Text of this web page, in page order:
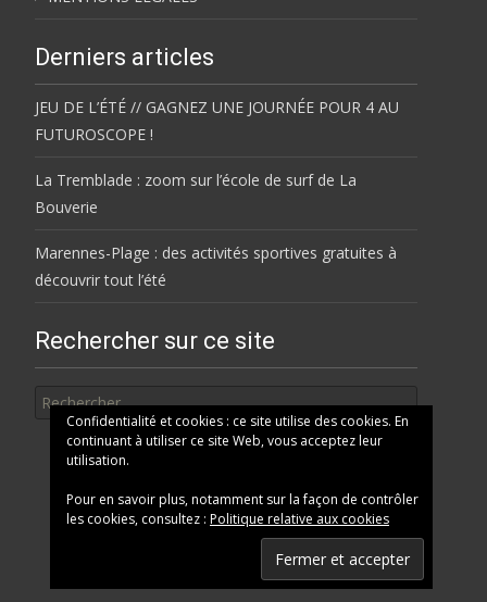
Derniers articles
JEU DE L’ÉTÉ // GAGNEZ UNE JOURNÉE POUR 4 AU
FUTUROSCOPE !
La Tremblade : zoom sur l’école de surf de La
Bouverie
Marennes-Plage : des activités sportives gratuites à
découvrir tout l’été
Rechercher sur ce site
Confidentialité et cookies : ce site utilise des cookies. En
continuant à utiliser ce site Web, vous acceptez leur
utilisation.
Pour en savoir plus, notamment sur la façon de contrôler
les cookies, consultez : Politique relative aux cookies